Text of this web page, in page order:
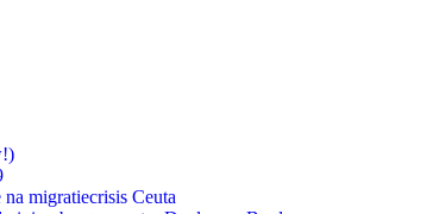
migratiecrisis Ceuta